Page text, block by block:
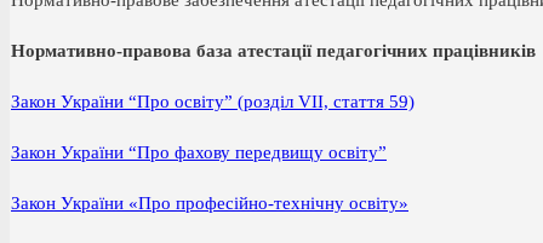
Нормативно-правова база атестації педагогічних працівників
Закон України “Про освіту” (розділ VII, стаття 59)
Закон України “Про фахову передвищу освіту”
Закон України «Про професійно-технічну освіту»